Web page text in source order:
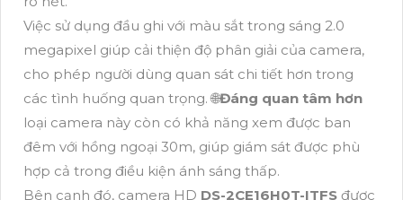
Việc sử dụng đầu ghi với màu sắt trong sáng 2.0
megapixel giúp cải thiện độ phân giải của camera,
cho phép người dùng quan sát chi tiết hơn trong
các tình huống quan trọng. 🌐Đáng quan tâm hơn
loại camera này còn có khả năng xem được ban
đêm với hồng ngoại 30m, giúp giám sát được phù
hợp cả trong điều kiện ánh sáng thấp.
Bên cạnh đó, camera HD DS-2CE16H0T-ITFS được